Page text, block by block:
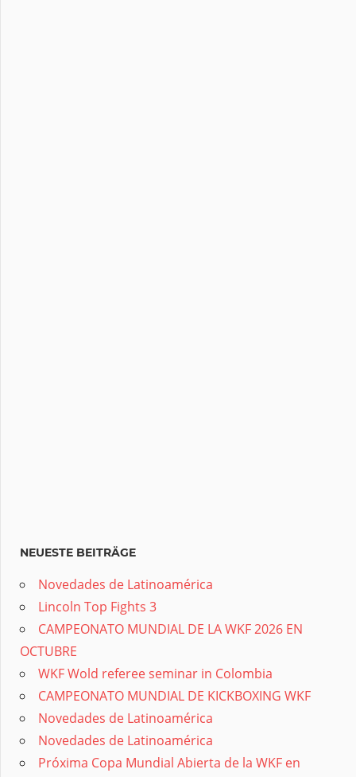
NEUESTE BEITRÄGE
Novedades de Latinoamérica
Lincoln Top Fights 3
CAMPEONATO MUNDIAL DE LA WKF 2026 EN
OCTUBRE
WKF Wold referee seminar in Colombia
CAMPEONATO MUNDIAL DE KICKBOXING WKF
Novedades de Latinoamérica
Novedades de Latinoamérica
Próxima Copa Mundial Abierta de la WKF en